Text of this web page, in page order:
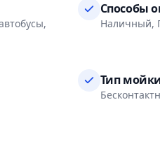
метра, что позволяет
качественную
Способы
Наличный,
Тип